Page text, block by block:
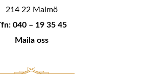
214 22 Malmö
040 – 19 35 45
Maila oss